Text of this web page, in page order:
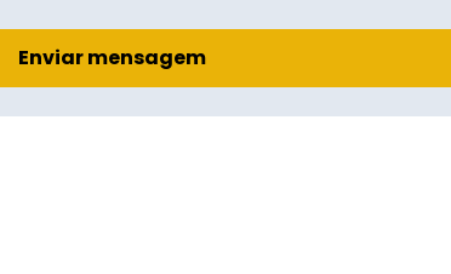
Enviar mensagem